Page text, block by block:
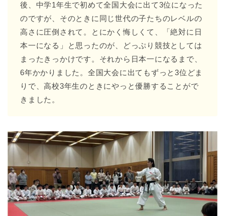
後、中学1年生で初めて全国大会に出て3位になった
のですが、そのときに同じ世代の子たちのレベルの
高さに圧倒されて。とにかく悔しくて、「絶対に日
本一になる」と思ったのが、どっぷり競技としては
まったきっかけです。それから日本一になるまで、
6年かかりました。全国大会に出てもずっと3位どま
りで、高校3年生のときにやっと優勝することがで
きました。